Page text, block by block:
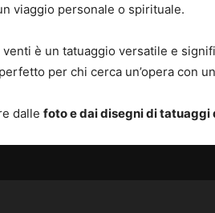
viaggio personale o spirituale.
venti è un tatuaggio versatile e
per chi cerca un’opera con
dalle foto e dai disegni di tatuaggi